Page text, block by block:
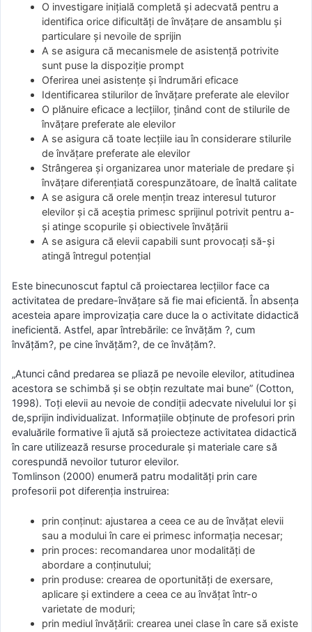
O investigare iniţială completă şi adecvată pentru a
identifica orice dificultăţi de învăţare de ansamblu şi
particulare şi nevoile de sprijin
A se asigura că mecanismele de asistenţă potrivite
sunt puse la dispoziţie prompt
Oferirea unei asistenţe şi îndrumări eficace
Identificarea stilurilor de învăţare preferate ale elevilor
O plănuire eficace a lecţiilor, ţinând cont de stilurile de
învăţare preferate ale elevilor
A se asigura că toate lecţiile iau în considerare stilurile
de învăţare preferate ale elevilor
Strângerea şi organizarea unor materiale de predare şi
învăţare diferenţiată corespunzătoare, de înaltă calitate
A se asigura că orele menţin treaz interesul tuturor
elevilor şi că aceştia primesc sprijinul potrivit pentru a-
şi atinge scopurile şi obiectivele învăţării
A se asigura că elevii capabili sunt provocaţi să-şi
atingă întregul potenţial
Este binecunoscut faptul că proiectarea lecţiilor face ca
activitatea de predare-învăţare să fie mai eficientă. În absenţa
acesteia apare improvizaţia care duce la o activitate didactică
ineficientă. Astfel, apar întrebările: ce învăţăm ?, cum
învăţăm?, pe cine învăţăm?, de ce învăţăm?.
„Atunci când predarea se pliază pe nevoile elevilor, atitudinea
acestora se schimbă şi se obţin rezultate mai bune” (Cotton,
1998). Toţi elevii au nevoie de condiţii adecvate nivelului lor şi
de,sprijin individualizat. Informaţiile obţinute de profesori prin
evaluările formative îi ajută să proiecteze activitatea didactică
în care utilizează resurse procedurale şi materiale care să
corespundă nevoilor tuturor elevilor.
Tomlinson (2000) enumeră patru modalităţi prin care
profesorii pot diferenţia instruirea:
prin conţinut: ajustarea a ceea ce au de învăţat elevii
sau a modului în care ei primesc informaţia necesar;
prin proces: recomandarea unor modalităţi de
abordare a conţinutului;
prin produse: crearea de oportunităţi de exersare,
aplicare şi extindere a ceea ce au învăţat într-o
varietate de moduri;
prin mediul învăţării: crearea unei clase în care să existe